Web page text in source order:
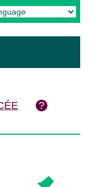
Translate